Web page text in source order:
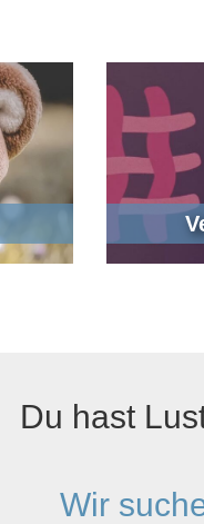
Du hast
Wir